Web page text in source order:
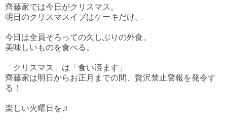
齊藤家では今日がクリスマス。
明日のクリスマスイブはケーキだけ。
今日は全員そろっての久しぶりの外食。
美味しいものを食べる。
「クリスマス」は「食い済ます」
齊藤家は明日からお正月までの間、贅沢禁止警報を発令す
る！
楽しい火曜日を♫